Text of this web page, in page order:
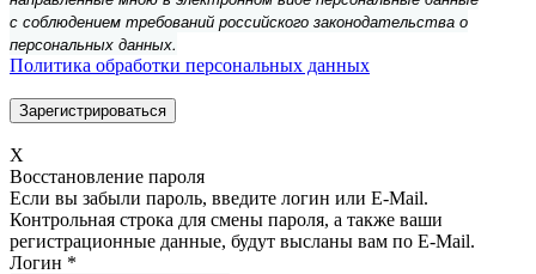
с соблюдением требований российского законодательства о
персональных данных.
Политика обработки персональных данных
X
Восстановление пароля
Если вы забыли пароль, введите логин или E-Mail.
Контрольная строка для смены пароля, а также ваши
регистрационные данные, будут высланы вам по E-Mail.
Логин *